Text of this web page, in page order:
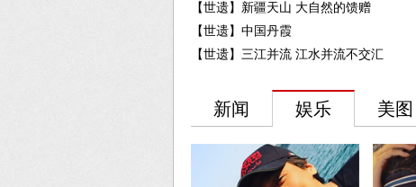
【世遗】新疆天山 大自然的馈赠
【世遗】中国丹霞
【世遗】三江并流 江水并流不交汇